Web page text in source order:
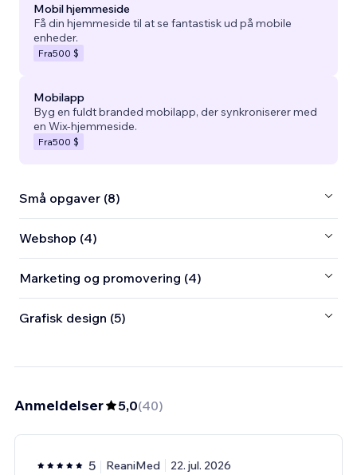
Mobil hjemmeside
Få din hjemmeside til at se fantastisk ud på mobile
enheder.
Fra500 $
Mobilapp
Byg en fuldt branded mobilapp, der synkroniserer med
en Wix-hjemmeside.
Fra500 $
Små opgaver (8)
Webshop (4)
Marketing og promovering (4)
Grafisk design (5)
Anmeldelser 5,0(40)
5 ReaniMed 22. jul. 2026